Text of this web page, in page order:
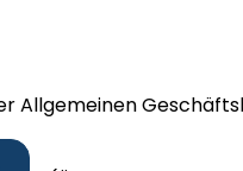
Allgemeinen